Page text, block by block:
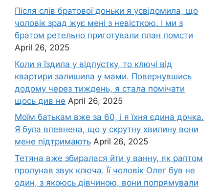
Після слів братової доньки я усвідомила, що
чоловік зpад жує мені з невісткою. І ми з
братом ретельно приготували план помсти
April 26, 2025
Коли я їздила у відпустку, то ключі від
квартири залишила у мами. Повернувшись
додому через тиждень, я стала помічати
щось див не April 26, 2025
Моїм батькам вже за 60, і я їхня єдина дочка.
Я була впевнена, що у скрутну хвилину вони
мене підтримають April 26, 2025
Тетяна вже збиралася йти у ванну, як раптом
пролунав звук ключа. Її чоловік Олег був не
один, з якоюсь дівчиною, вони попрямували